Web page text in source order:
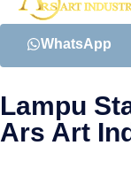
WhatsApp
Lampu
Ars Art